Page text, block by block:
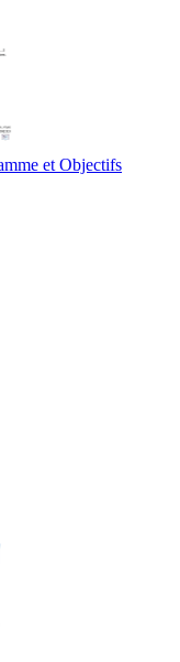
et Objectifs